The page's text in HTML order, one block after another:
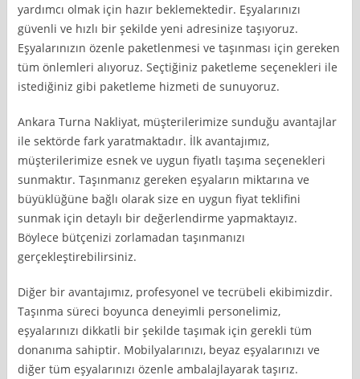
yardımcı olmak için hazır beklemektedir. Eşyalarınızı
güvenli ve hızlı bir şekilde yeni adresinize taşıyoruz.
Eşyalarınızın özenle paketlenmesi ve taşınması için gereken
tüm önlemleri alıyoruz. Seçtiğiniz paketleme seçenekleri ile
istediğiniz gibi paketleme hizmeti de sunuyoruz.
Ankara Turna Nakliyat, müşterilerimize sunduğu avantajlar
ile sektörde fark yaratmaktadır. İlk avantajımız,
müşterilerimize esnek ve uygun fiyatlı taşıma seçenekleri
sunmaktır. Taşınmanız gereken eşyaların miktarına ve
büyüklüğüne bağlı olarak size en uygun fiyat teklifini
sunmak için detaylı bir değerlendirme yapmaktayız.
Böylece bütçenizi zorlamadan taşınmanızı
gerçekleştirebilirsiniz.
Diğer bir avantajımız, profesyonel ve tecrübeli ekibimizdir.
Taşınma süreci boyunca deneyimli personelimiz,
eşyalarınızı dikkatli bir şekilde taşımak için gerekli tüm
donanıma sahiptir. Mobilyalarınızı, beyaz eşyalarınızı ve
diğer tüm eşyalarınızı özenle ambalajlayarak taşırız.